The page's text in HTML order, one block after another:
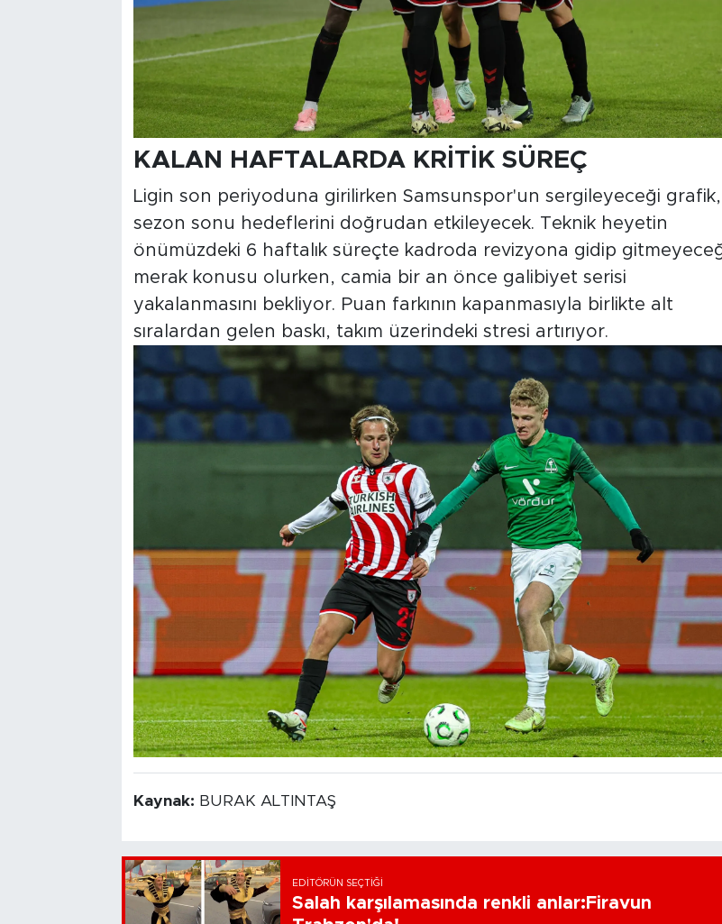
KALAN HAFTALARDA KRİTİK SÜREÇ
Ligin son periyoduna girilirken Samsunspor'un sergileyeceği grafik,
sezon sonu hedeflerini doğrudan etkileyecek. Teknik heyetin
önümüzdeki 6 haftalık süreçte kadroda revizyona gidip
merak konusu olurken, camia bir an önce galibiyet serisi
yakalanmasını bekliyor. Puan farkının kapanmasıyla birlikte alt
sıralardan gelen baskı, takım üzerindeki stresi artırıyor.
Kaynak: BURAK ALTINTAŞ
EDITÖRÜN SEÇTIĞI
Salah karşılamasında renkli anlar:Firavun